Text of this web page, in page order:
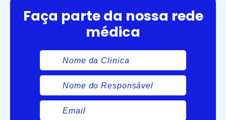
Faça parte da nossa rede
médica
Nome
da
Clínica
Nome
do
Responsável
Email